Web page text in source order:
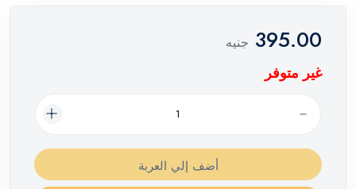
395.00 جنيه
غير متوفر
أضف إلي العربة